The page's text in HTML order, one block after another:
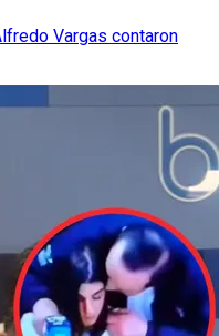
Vargas contaron